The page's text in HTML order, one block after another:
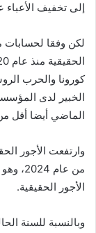
إلى تخفيف
لكن وفقا لحسابات
كورونا والحرب
الخبير لدى
الماضي أيضا أقل من
من
الأجور الحقيقية.
وبالنسبة للسنة